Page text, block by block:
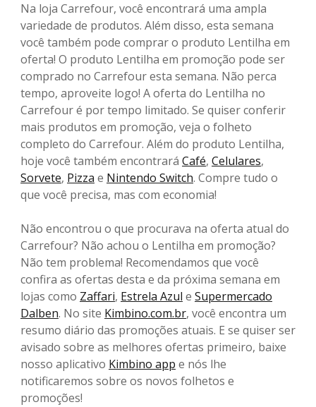
Na loja Carrefour, você encontrará uma ampla
variedade de produtos. Além disso, esta semana
você também pode comprar o produto Lentilha em
oferta! O produto Lentilha em promoção pode ser
comprado no Carrefour esta semana. Não perca
tempo, aproveite logo! A oferta do Lentilha no
Carrefour é por tempo limitado. Se quiser conferir
mais produtos em promoção, veja o folheto
completo do Carrefour. Além do produto Lentilha,
hoje você também encontrará Café, Celulares,
Sorvete, Pizza e Nintendo Switch. Compre tudo o
que você precisa, mas com economia!
Não encontrou o que procurava na oferta atual do
Carrefour? Não achou o Lentilha em promoção?
Não tem problema! Recomendamos que você
confira as ofertas desta e da próxima semana em
lojas como Zaffari, Estrela Azul e Supermercado
Dalben. No site Kimbino.com.br, você encontra um
resumo diário das promoções atuais. E se quiser ser
avisado sobre as melhores ofertas primeiro, baixe
nosso aplicativo Kimbino app e nós lhe
notificaremos sobre os novos folhetos e
promoções!